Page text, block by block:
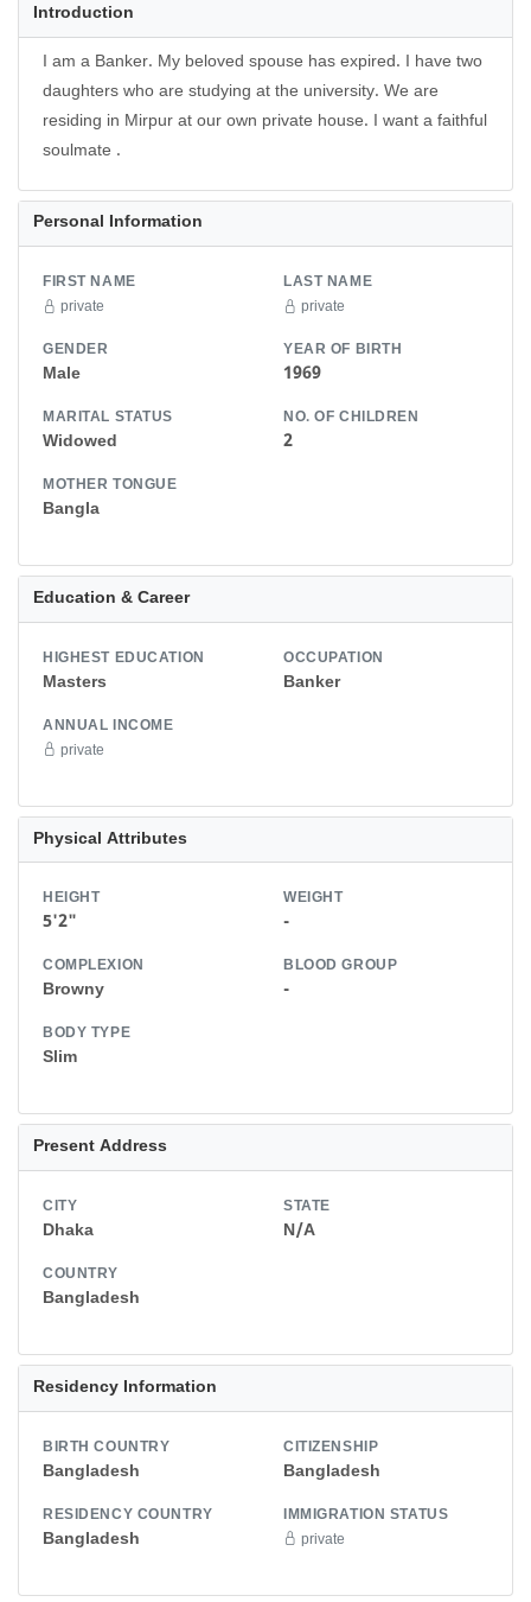
Introduction
I am a Banker. My beloved spouse has expired. I have two
daughters who are studying at the university. We are
residing in Mirpur at our own private house. I want a faithful
soulmate .
Personal Information
FIRST NAME
private
LAST NAME
private
GENDER
Male
YEAR OF BIRTH
1969
MARITAL STATUS
Widowed
NO. OF CHILDREN
2
MOTHER TONGUE
Bangla
Education & Career
HIGHEST EDUCATION
Masters
OCCUPATION
Banker
ANNUAL INCOME
private
Physical Attributes
HEIGHT
5'2"
WEIGHT
-
COMPLEXION
Browny
BLOOD GROUP
-
BODY TYPE
Slim
Present Address
CITY
Dhaka
STATE
N/A
COUNTRY
Bangladesh
Residency Information
BIRTH COUNTRY
Bangladesh
CITIZENSHIP
Bangladesh
RESIDENCY COUNTRY
Bangladesh
IMMIGRATION STATUS
private